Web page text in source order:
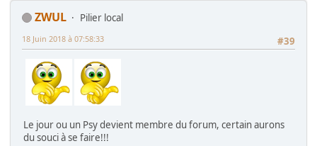
ZWUL
Pilier local
#39
18 Juin 2018 à 07:58:33
Le jour ou un Psy devient membre du forum, certain aurons
du souci à se faire!!!